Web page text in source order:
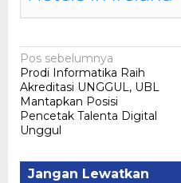
Navigasi
pos
Pos sebelumnya
Prodi Informatika Raih
Akreditasi UNGGUL, UBL
Mantapkan Posisi
Pencetak Talenta Digital
Unggul
Jangan Lewatkan